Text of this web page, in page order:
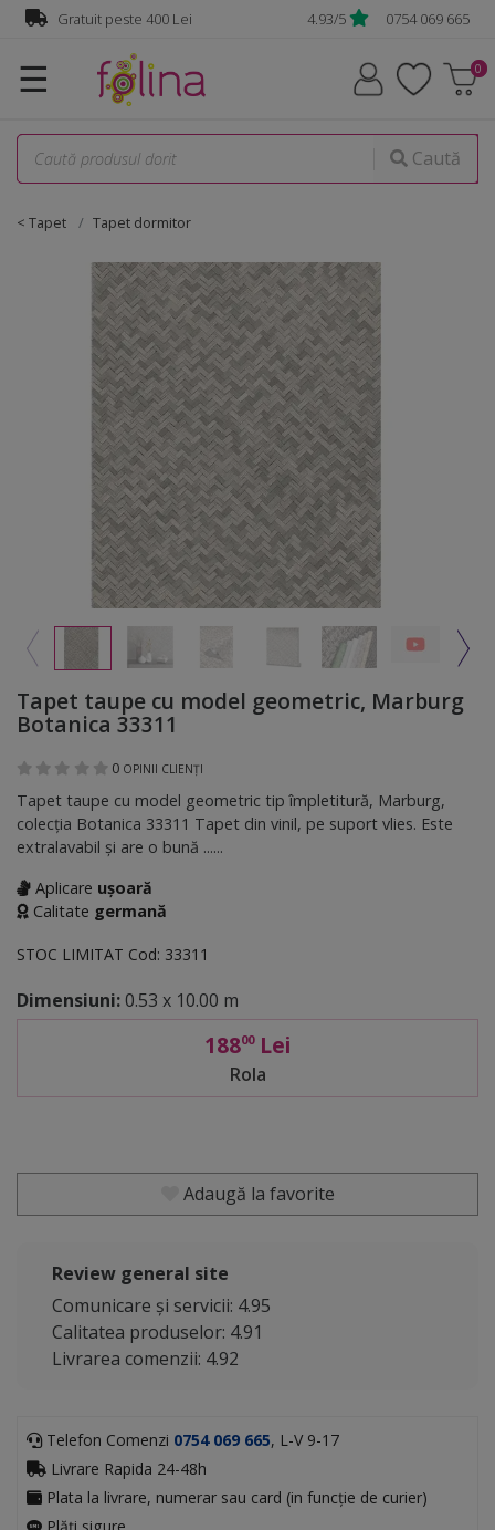
Gratuit peste 400 Lei 4.93/5 0754 069 665
☰
Caută
< Tapet Tapet dormitor
Tapet taupe cu model geometric, Marburg
Botanica 33311
0 OPINII CLIENȚI
Tapet taupe cu model geometric tip împletitură, Marburg,
colecţia Botanica 33311 Tapet din vinil, pe suport vlies. Este
extralavabil şi are o bună ......
Aplicare ușoară
Calitate germană
STOC LIMITAT Cod: 33311
Dimensiuni:0.53 x 10.00 m
18800Lei
Rola
Adaugă la favorite
Review general site
Comunicare și servicii: 4.95
Calitatea produselor: 4.91
Livrarea comenzii: 4.92
Telefon Comenzi 0754 069 665, L-V 9-17
Livrare Rapida 24-48h
Plata la livrare, numerar sau card (in funcție de curier)
Plăți sigure